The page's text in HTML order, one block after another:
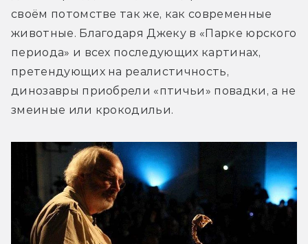
своём потомстве так же, как современные
животные. Благодаря Джеку в «Парке юрского
периода» и всех последующих картинах,
претендующих на реалистичность,
динозавры приобрели «птичьи» повадки, а не
змеиные или крокодильи.